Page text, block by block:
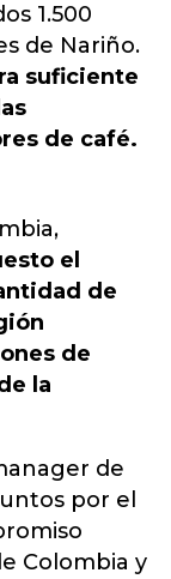
1.500
de Nariño.
suficiente
de café.
el
de
de
la
de
por el
Colombia y